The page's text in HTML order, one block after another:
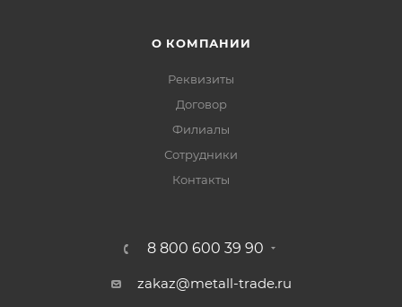
О КОМПАНИИ
Реквизиты
Договор
Филиалы
Сотрудники
Контакты
8 800 600 39 90
zakaz@metall-trade.ru